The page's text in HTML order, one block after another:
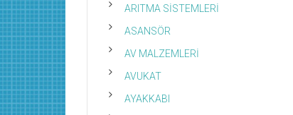
ARITMA SİSTEMLERİ
ASANSÖR
AV MALZEMLERİ
AVUKAT
AYAKKABI